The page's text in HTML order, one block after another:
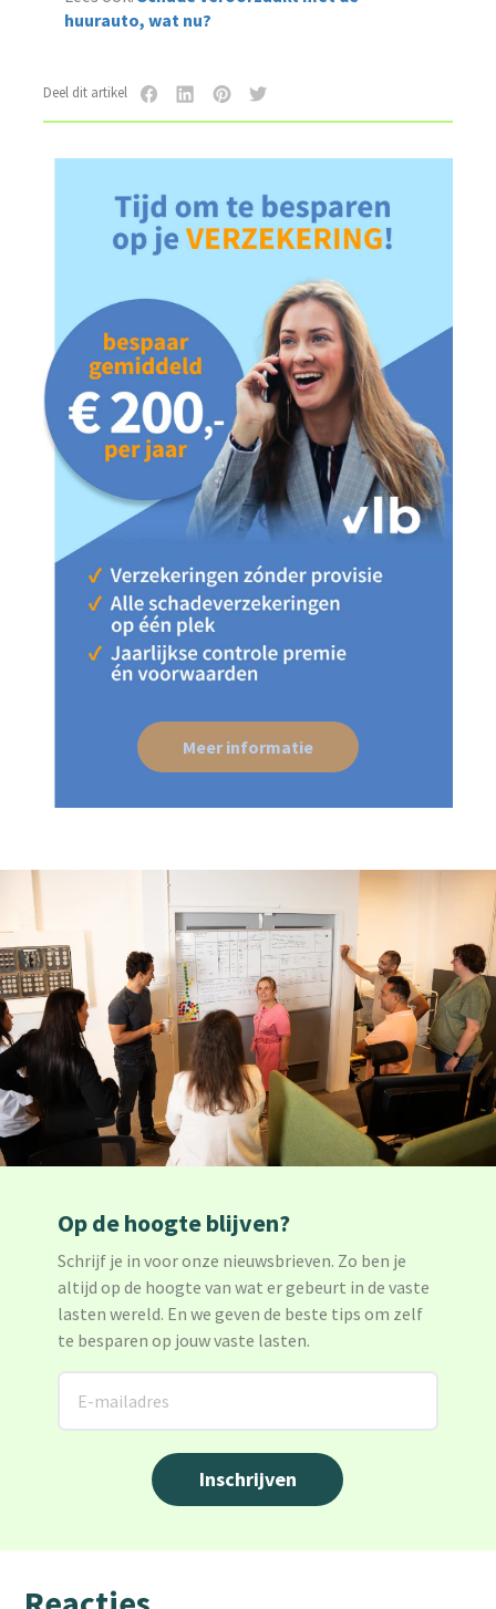
huurauto, wat nu?
Deel dit artikel
Meer informatie
Op de hoogte blijven?
Schrijf je in voor onze nieuwsbrieven. Zo ben je
altijd op de hoogte van wat er gebeurt in de vaste
lasten wereld. En we geven de beste tips om zelf
te besparen op jouw vaste lasten.